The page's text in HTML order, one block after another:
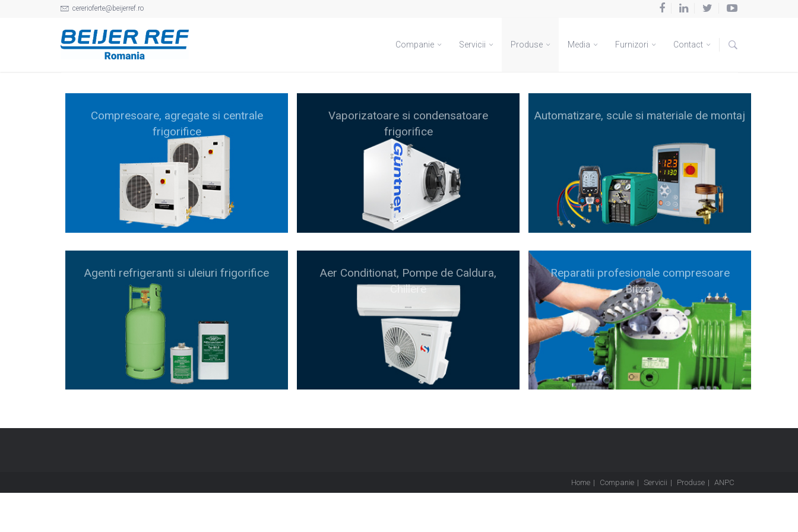
cererioferte@beijerref.ro
Companie Servicii Produse Media Furnizori Contact
Compresoare, agregate si centrale
frigorifice
Vaporizatoare si condensatoare
frigorifice
Automatizare, scule si materiale de montaj
Agenti refrigeranti si uleiuri frigorifice
Aer Conditionat, Pompe de Caldura,
Chillere
Reparatii profesionale compresoare
Bitzer
Home Companie Servicii Produse ANPC